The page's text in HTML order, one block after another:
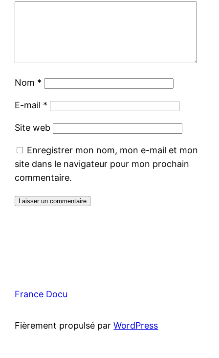
Nom *
E-mail *
Site web
Enregistrer mon nom, mon e-mail et mon
site dans le navigateur pour mon prochain
commentaire.
France Docu
Fièrement propulsé parWordPress